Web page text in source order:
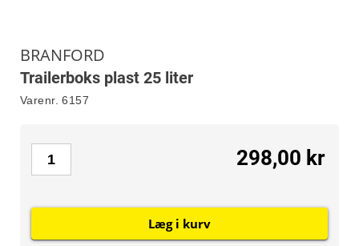
BRANFORD
Trailerboks plast 25 liter
Varenr. 6157
298,00 kr
Læg i kurv